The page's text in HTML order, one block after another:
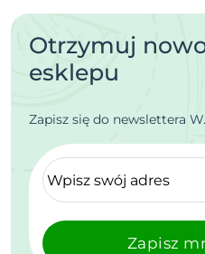
Otrzymuj
esklepu
Zapisz się do newslettera
Zapisz